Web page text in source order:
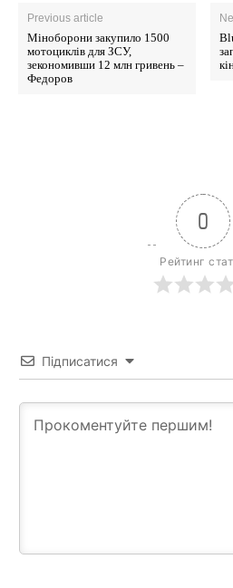
News
Magazine
Previous article
Міноборони закупило 1500
мотоциклів для ЗСУ,
зекономивши 12 млн гривень –
Федоров
0
Рейтинг
Підписатися